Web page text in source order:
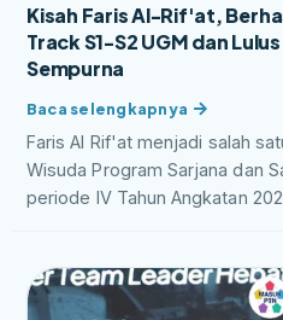
Kisah Faris Al-Rif'at,
Track S1-S2 UGM dan
Sempurna
Faris Al Rif'at menjadi salah
Wisuda Program Sarjana dan
periode IV Tahun Angkatan